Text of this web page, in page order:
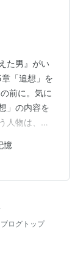
た男』がい
「追想」を
前に。気に
」の内容を
人物は、齢
ルランドで
が出てき
っしょに歌
、大きくは
憶
ログトップ